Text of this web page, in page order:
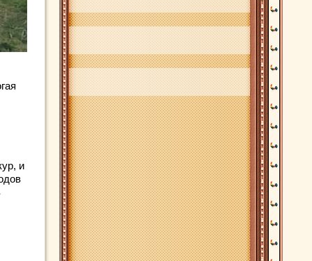
и